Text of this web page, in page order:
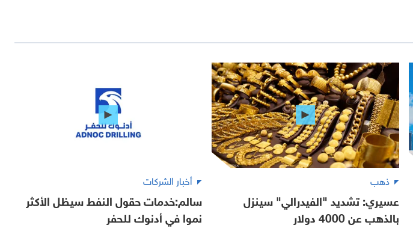
ذهب
عسيري: تشديد "الفيدرالي" سينزل
بالذهب عن 4000 دولار
أخبار الشركات
سالم:خدمات حقول النفط سيظل الأكثر
نموا في أدنوك للحفر